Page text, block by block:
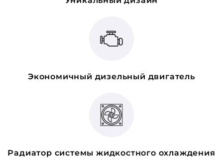
Экономичный дизельный двигатель
Радиатор системы жидкостного охлаждения